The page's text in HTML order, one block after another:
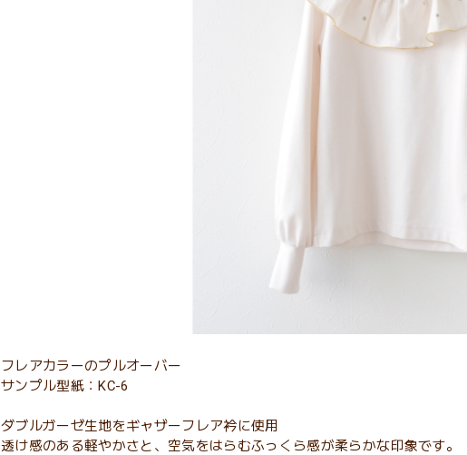
フレアカラーのプルオーバー
サンプル型紙：KC-6
ダブルガーゼ生地をギャザーフレア衿に使用
透け感のある軽やかさと、空気をはらむふっくら感が柔らかな印象です。